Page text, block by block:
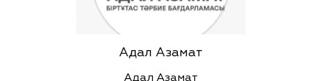
Адал Азамат
Адал Азамат